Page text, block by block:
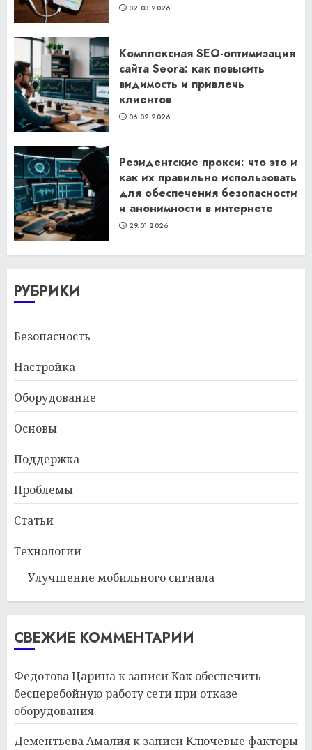
02.03.2026
Комплексная SEO-оптимизация
сайта Seora: как повысить
видимость и привлечь
клиентов
06.02.2026
Резидентские прокси: что это и
как их правильно использовать
для обеспечения безопасности
и анонимности в интернете
29.01.2026
РУБРИКИ
Безопасность
Настройка
Оборудование
Основы
Поддержка
Проблемы
Статьи
Технологии
Улучшение мобильного сигнала
СВЕЖИЕ КОММЕНТАРИИ
Федотова Царинак записиКак обеспечить
бесперебойную работу сети при отказе
оборудования
Дементьева Амалияк записиКлючевые факторы